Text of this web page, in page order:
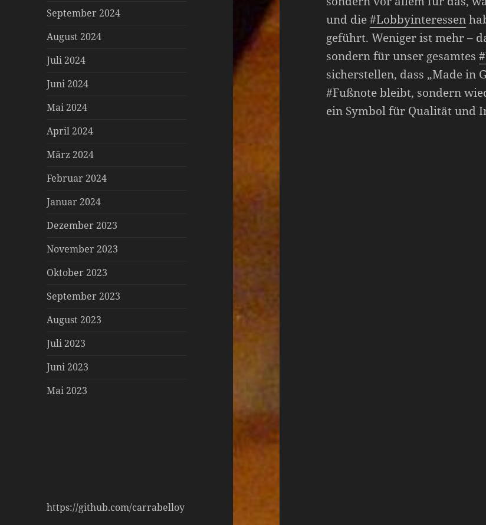
September 2024
August 2024
Juli 2024
Juni 2024
Mai 2024
April 2024
März 2024
Februar 2024
Januar 2024
Dezember 2023
November 2023
Oktober 2023
September 2023
August 2023
Juli 2023
Juni 2023
Mai 2023
https://github.com/carrabelloy
und die#Lobbyinteressen
geführt. Weniger ist mehr –
sondern für unser gesamtes
sicherstellen, dass „Made in
#Fußnote bleibt, sondern
ein Symbol für Qualität und